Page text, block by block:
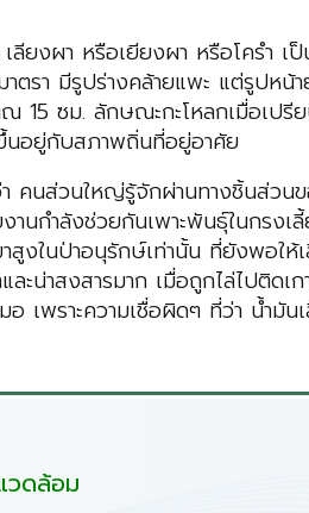
ยงผา หรือเยียงผา หรือโครำ
า มีรูปร่างคล้ายแพะ แต่รูปหน้
ซม. ลักษณะกะโหลกเมื่อเปรี
นอยู่กับสภาพถิ่นที่อยู่อาศัย
คนส่วนใหญ่รู้จักผ่านทางชิ้นส่วน
นกำลังช่วยกันเพาะพันธุ์ในกรง
ในป่าอนุรักษ์เท่านั้น ที่ยังพอใ
ะน่าสงสารมาก เมื่อถูกไล่ไปติด
เพราะความเชื่อผิดๆ ที่ว่า น้ำมัน
วดล้อม